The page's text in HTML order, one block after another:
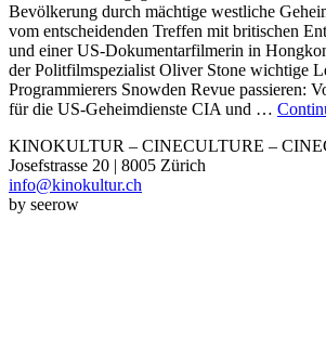
Bevölkerung durch mächtige westliche
vom entscheidenden Treffen mit britischen
und einer US-Dokumentarfilmerin in
der Politfilmspezialist Oliver Stone wichtige
Programmierers Snowden Revue passieren:
für die US-Geheimdienste CIA und …
KINOKULTUR – CINECULTURE –
Josefstrasse 20 | 8005 Zürich
info@kinokultur.ch
by seerow